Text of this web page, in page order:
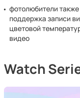
фотолюбители
поддержка записи
цветовой
видео
Watch